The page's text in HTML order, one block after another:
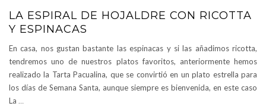
LA ESPIRAL DE HOJALDRE CON RICOTTA
Y ESPINACAS
En casa, nos gustan bastante las espinacas y si las añadimos ricotta,
tendremos uno de nuestros platos favoritos, anteriormente hemos
realizado la Tarta Pacualina, que se convirtió en un plato estrella para
los días de Semana Santa, aunque siempre es bienvenida, en este caso
La …